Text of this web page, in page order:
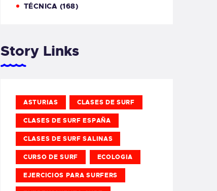
TÉCNICA (168)
Story Links
ASTURIAS CLASES DE SURF
CLASES DE SURF ESPAÑA
CLASES DE SURF SALINAS
CURSO DE SURF ECOLOGIA
EJERCICIOS PARA SURFERS